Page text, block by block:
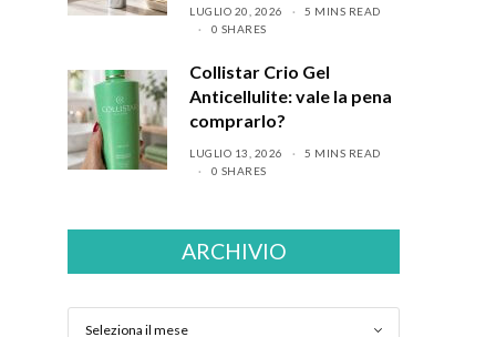
LUGLIO 20, 2026
5 MINS READ
0 SHARES
Collistar Crio Gel
Anticellulite: vale la pena
comprarlo?
LUGLIO 13, 2026
5 MINS READ
0 SHARES
ARCHIVIO